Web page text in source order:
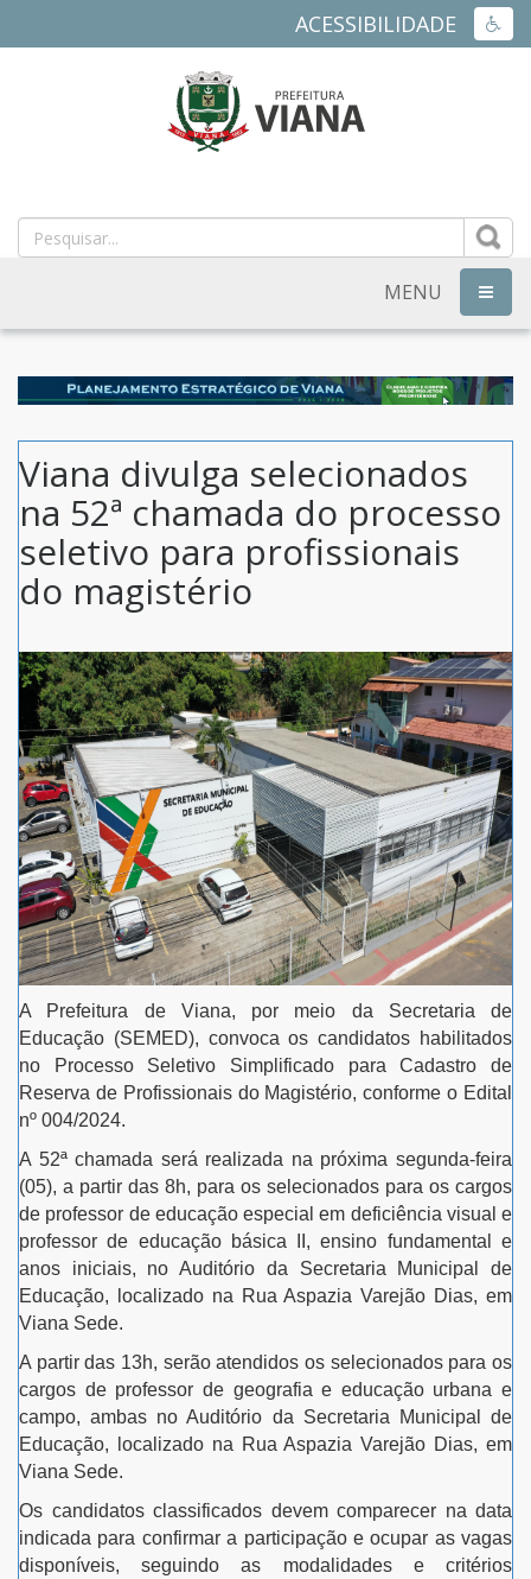
ACESSIBILIDADE
MUNICIPAL
DE
VIANA
ES
MENU
Viana divulga selecionados
na 52ª chamada do processo
seletivo para profissionais
do magistério
A Prefeitura de Viana, por meio da Secretaria de
Educação (SEMED), convoca os candidatos habilitados
no Processo Seletivo Simplificado para Cadastro de
Reserva de Profissionais do Magistério, conforme o Edital
nº 004/2024.
A 52ª chamada será realizada na próxima segunda-feira
(05), a partir das 8h, para os selecionados para os cargos
de professor de educação especial em deficiência visual e
professor de educação básica II, ensino fundamental e
anos iniciais, no Auditório da Secretaria Municipal de
Educação, localizado na Rua Aspazia Varejão Dias, em
Viana Sede.
A partir das 13h, serão atendidos os selecionados para os
cargos de professor de geografia e educação urbana e
campo, ambas no Auditório da Secretaria Municipal de
Educação, localizado na Rua Aspazia Varejão Dias, em
Viana Sede.
Os candidatos classificados devem comparecer na data
indicada para confirmar a participação e ocupar as vagas
disponíveis, seguindo as modalidades e critérios